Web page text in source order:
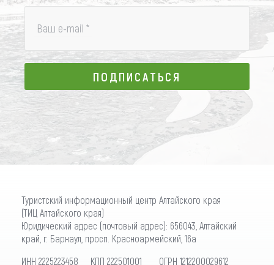
Ваш e-mail *
ПОДПИСАТЬСЯ
ПОДПИСАТЬСЯ
Туристский информационный центр Алтайского края
(ТИЦ Алтайского края)
Юридический адрес (почтовый адрес): 656043, Алтайский
край, г. Барнаул, просп. Красноармейский, 16а
ИНН 2225223458 КПП 222501001 ОГРН 1212200029612